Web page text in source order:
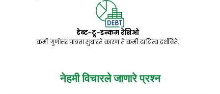
डेब्ट-टू-इन्कम रेशिओ
कमी गुणोत्तर पात्रता सुधारते कारण ते कमी दायित्व दर्शविते.
नेहमीविचारले जाणारे प्रश्न